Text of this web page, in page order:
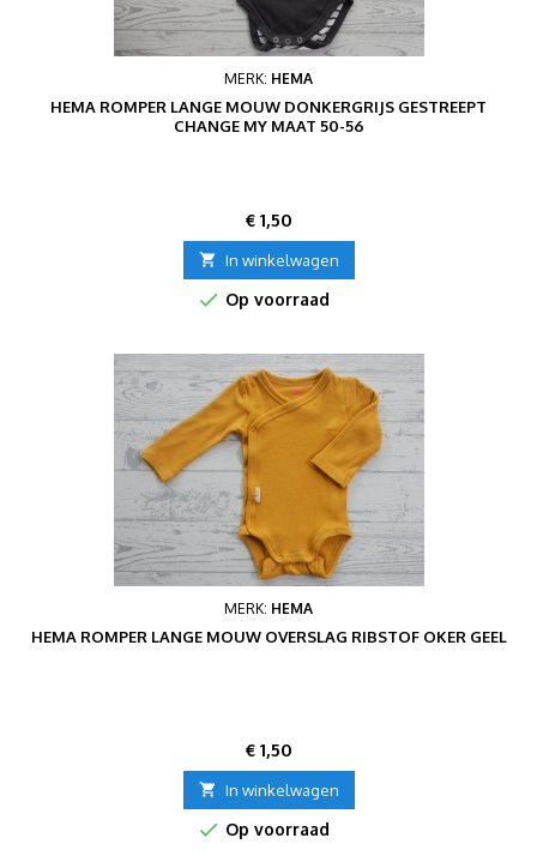
MERK: HEMA
HEMA ROMPER LANGE MOUW DONKERGRIJS GESTREEPT
CHANGE MY MAAT 50-56
Prijs
€ 1,50
 In winkelwagen
 Op voorraad
MERK: HEMA
HEMA ROMPER LANGE MOUW OVERSLAG RIBSTOF OKER GEEL
Prijs
€ 1,50
 In winkelwagen
 Op voorraad